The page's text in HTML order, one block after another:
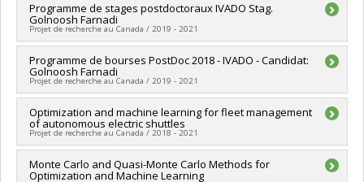
Lead researcher :Simon Lacoste-Julien
Funding sources:SPIIE/Secrétariat des programmes
interorganismes à l’intention des établissements
PVXXXXXX-Fonds d'excellence en recherche
Apogée Canada/Bourse
Programme de stages postdoctoraux IVADO Stag.
Golnoosh Farnadi
Projet de recherche au Canada / 2019 - 2021
Lead researcher :Simon Lacoste-Julien
Funding sources:SPIIE/Secrétariat des programmes
interorganismes à l’intention des établissements
PVXXXXXX-Fonds d'excellence en recherche
Apogée Canada/Bourse
Programme de bourses PostDoc 2018 - IVADO - Candidat:
Golnoosh Farnadi
Projet de recherche au Canada / 2019 - 2021
Lead researcher : Simon Lacoste-Julien
Funding sources:SPIIE/Secrétariat des programmes
interorganismes à l’intention des établissements
PVXXXXXX-Fonds d'excellence en recherche
Apogée Canada/Fonds démarrage et opération
Optimization and machine learning for fleet management
of autonomous electric shuttles
Projet de recherche au Canada / 2018 - 2021
Lead researcher :Bernard Gendron (In memoriam)
Co-researchers : Simon Lacoste-Julien
Monte Carlo and Quasi-Monte Carlo Methods for
Optimization and Machine Learning